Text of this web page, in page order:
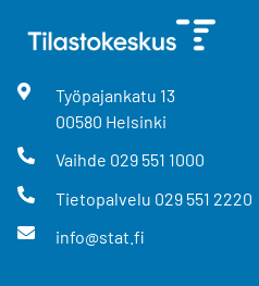
Työpajankatu 13
00580 Helsinki
Vaihde 029 551 1000
Tietopalvelu 029 551 2220
info@stat.fi